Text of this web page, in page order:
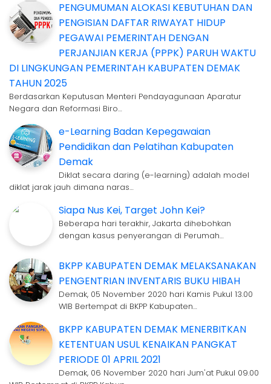
PENGUMUMAN ALOKASI KEBUTUHAN DAN
PENGISIAN DAFTAR RIWAYAT HIDUP
PEGAWAI PEMERINTAH DENGAN
PERJANJIAN KERJA (PPPK) PARUH WAKTU
DI LINGKUNGAN PEMERINTAH KABUPATEN DEMAK
TAHUN 2025
Berdasarkan Keputusan Menteri Pendayagunaan Aparatur
Negara dan Reformasi Biro…
e-Learning Badan Kepegawaian
Pendidikan dan Pelatihan Kabupaten
Demak
Diklat secara daring (e-learning) adalah model
diklat jarak jauh dimana naras…
Siapa Nus Kei, Target John Kei?
Beberapa hari terakhir, Jakarta dihebohkan
dengan kasus penyerangan di Perumah…
BKPP KABUPATEN DEMAK MELAKSANAKAN
PENGENTRIAN INVENTARIS BUKU HIBAH
Demak, 05 November 2020 hari Kamis Pukul 13.00
WIB Bertempat di BKPP Kabupaten…
BKPP KABUPATEN DEMAK MENERBITKAN
KETENTUAN USUL KENAIKAN PANGKAT
PERIODE 01 APRIL 2021
Demak, 06 November 2020 hari Jum'at Pukul 09.00